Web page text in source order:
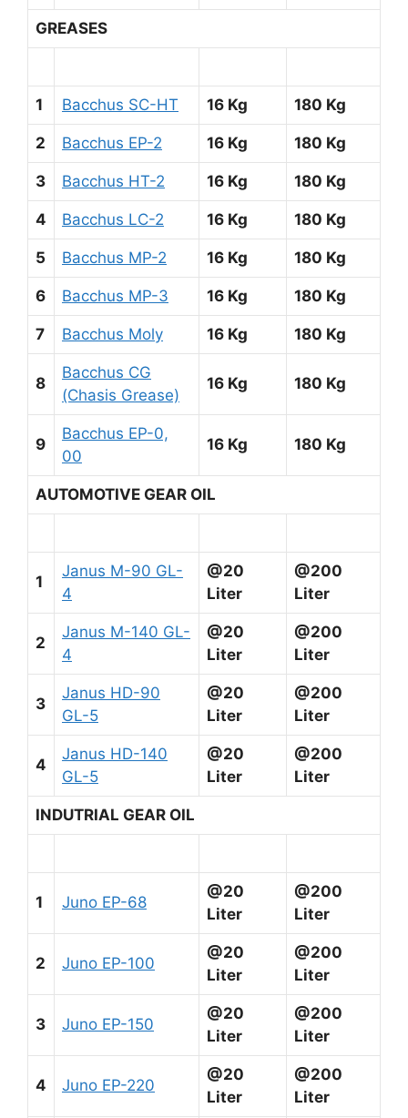
GREASES
1 Bacchus SC-HT 16 Kg 180 Kg
2 Bacchus EP-2 16 Kg 180 Kg
3 Bacchus HT-2 16 Kg 180 Kg
4 Bacchus LC-2 16 Kg 180 Kg
5 Bacchus MP-2 16 Kg 180 Kg
6 Bacchus MP-3 16 Kg 180 Kg
7 Bacchus Moly 16 Kg 180 Kg
8
Bacchus CG
(Chasis Grease)
16 Kg 180 Kg
9
Bacchus EP-0,
00
16 Kg 180 Kg
AUTOMOTIVE GEAR OIL
1
Janus M-90 GL-
4
@20
Liter
@200
Liter
2
Janus M-140 GL-
4
@20
Liter
@200
Liter
3
Janus HD-90
GL-5
@20
Liter
@200
Liter
4
Janus HD-140
GL-5
@20
Liter
@200
Liter
INDUTRIAL GEAR OIL
1 Juno EP-68
@20
Liter
@200
Liter
2 Juno EP-100
@20
Liter
@200
Liter
3 Juno EP-150
@20
Liter
@200
Liter
4 Juno EP-220
@20
Liter
@200
Liter